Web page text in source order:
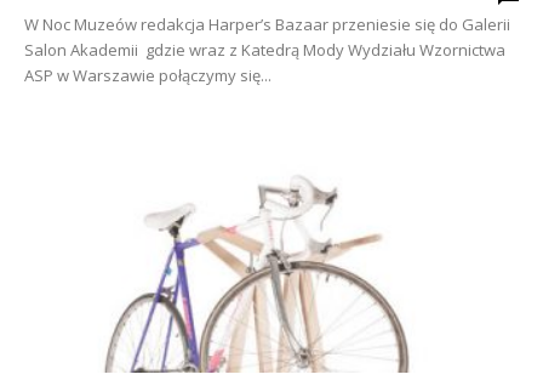
W Noc Muzeów redakcja Harper’s Bazaar przeniesie się do Galerii
Salon Akademii gdzie wraz z Katedrą Mody Wydziału Wzornictwa
ASP w Warszawie połączymy się...